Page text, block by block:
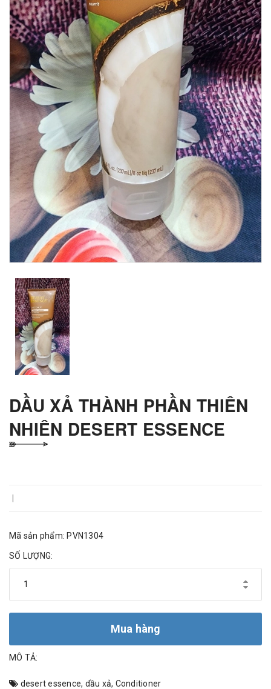
DẦU XẢ THÀNH PHẦN THIÊN
NHIÊN DESERT ESSENCE
|
Mã sản phẩm: PVN1304
SỐ LƯỢNG:
Mua hàng
MÔ TẢ:
desert essence, dầu xả, Conditioner